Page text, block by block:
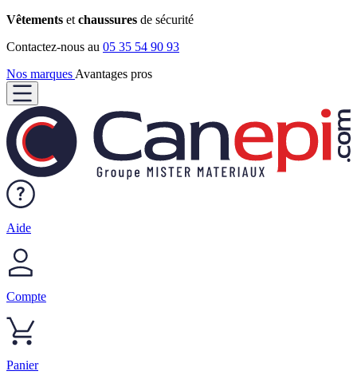
Vêtements et chaussures de sécurité
Contactez-nous au 05 35 54 90 93
Nos marques Avantages pros
Aide
Compte
Panier